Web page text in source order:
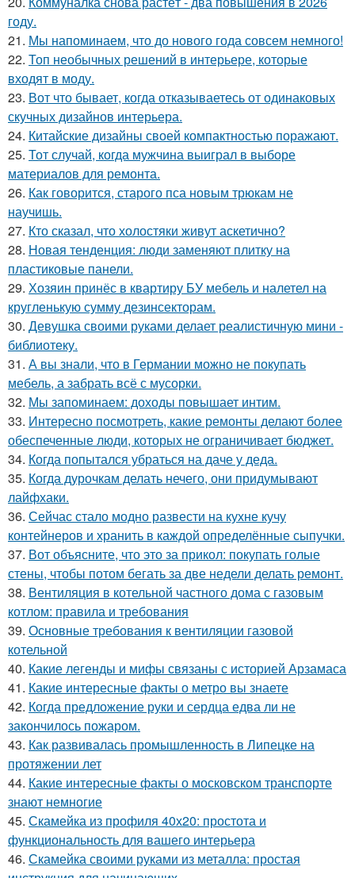
году.
21. Мы напоминаем, что до нового года совсем немного!
22. Топ необычных решений в интерьере, которые
входят в моду.
23. Вот что бывает, когда отказываетесь от одинаковых
скучных дизайнов интерьера.
24. Китайские дизайны своей компактностью поражают.
25. Тот случай, когда мужчина выиграл в выборе
материалов для ремонта.
26. Как говорится, старого пса новым трюкам не
научишь.
27. Кто сказал, что холостяки живут аскетично?
28. Новая тенденция: люди заменяют плитку на
пластиковые панели.
29. Хозяин принёс в квартиру БУ мебель и налетел на
кругленькую сумму дезинсекторам.
30. Девушка своими руками делает реалистичную мини -
библиотеку.
31. А вы знали, что в Германии можно не покупать
мебель, а забрать всё с мусорки.
32. Мы запоминаем: доходы повышает интим.
33. Интересно посмотреть, какие ремонты делают более
обеспеченные люди, которых не ограничивает бюджет.
34. Когда попытался убраться на даче у деда.
35. Когда дурочкам делать нечего, они придумывают
лайфхаки.
36. Сейчас стало модно развести на кухне кучу
контейнеров и хранить в каждой определённые сыпучки.
37. Вот объясните, что это за прикол: покупать голые
стены, чтобы потом бегать за две недели делать ремонт.
38. Вентиляция в котельной частного дома с газовым
котлом: правила и требования
39. Основные требования к вентиляции газовой
котельной
40. Какие легенды и мифы связаны с историей Арзамаса
41. Какие интересные факты о метро вы знаете
42. Когда предложение руки и сердца едва ли не
закончилось пожаром.
43. Как развивалась промышленность в Липецке на
протяжении лет
44. Какие интересные факты о московском транспорте
знают немногие
45. Скамейка из профиля 40х20: простота и
функциональность для вашего интерьера
46. Скамейка своими руками из металла: простая